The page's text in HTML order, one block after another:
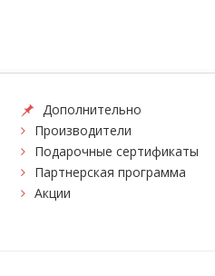
Дополнительно
Производители
Подарочные сертификаты
Партнерская программа
Акции